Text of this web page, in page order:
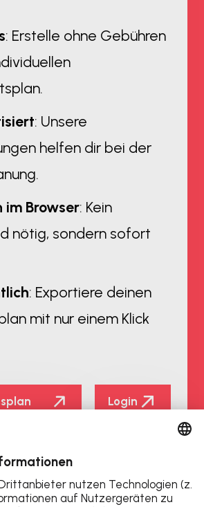
: Erstelle ohne Gebühren
: Unsere
helfen dir bei der
im Browser: Kein
nötig, sondern sofort
: Exportiere deinen
mit nur einem Klick
Login